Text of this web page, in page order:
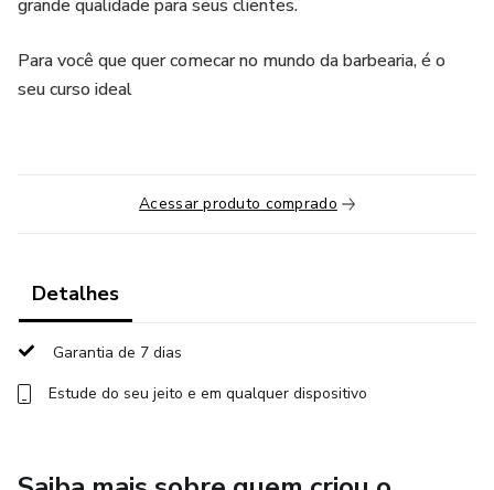
grande qualidade para seus clientes.
Para você que quer comecar no mundo da barbearia, é o
seu curso ideal
Acessar produto comprado
Detalhes
Garantia de 7 dias
Estude do seu jeito e em qualquer dispositivo